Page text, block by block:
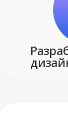
СОСТАВ